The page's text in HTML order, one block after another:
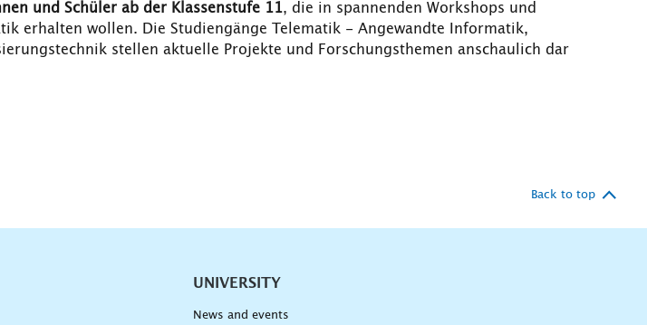
und Schüler ab der Klassenstufe 11, die in spannenden Workshops und
erhalten wollen. Die Studiengänge Telematik - Angewandte Informatik,
stellen aktuelle Projekte und Forschungsthemen anschaulich dar
Back to top
UNIVERSITY
News and events